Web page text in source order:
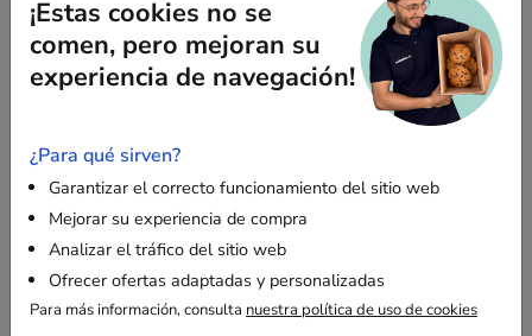
suficiente para mantener la integridad de sus productos
durante el transporte. Ya sea que esté enviando libros,
juguetes o aparatos electrónicos, esta caja cumple con sus
exigencias de seguridad y confiabilidad.
Usos versátiles
Ideal para el envío de pequeños objetos con total
tranquilidad.
Práctica para el almacenamiento de sus artículos
¡Estas cookies no se
comen, pero mejoran su
experiencia de navegación!
¿Para qué sirven?
Garantizar el correcto funcionamiento del sitio web
Mejorar su experiencia de compra
Analizar el tráfico del sitio web
Ofrecer ofertas adaptadas y personalizadas
Para más información, consulta nuestra política de uso de cookies